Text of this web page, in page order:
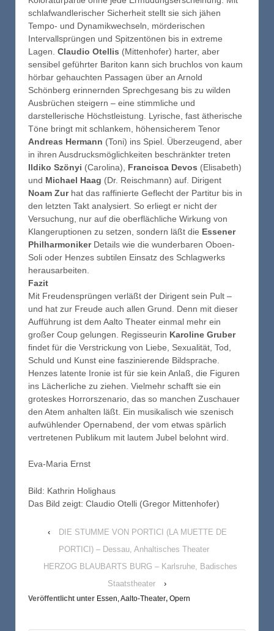
schlafwandlerischer Sicherheit stellt sie sich jähen
Tempo- und Dynamikwechseln, mörderischen
Intervallsprüngen und Spitzentönen bis in extreme
Lagen. Claudio Otellis (Mittenhofer) harter, aber
sensibel geführter Bariton kann sich bruchlos von kaum
hörbar gehauchten Passagen über an Arnold
Schönberg erinnernden Sprechgesang bis zu wilden
Ausbrüchen steigern – eine stimmliche und
darstellerische Höchstleistung. Lyrische, fast ätherische
Töne bringt mit schlankem, höhensicherem Tenor
Andreas Hermann (Toni) ins Spiel. Überzeugend, aber
in ihren Ausdrucksmöglichkeiten beschränkter treten
Ildiko Szönyi (Carolina), Francisca Devos (Elisabeth)
und Michael Haag (Dr. Reischmann) auf. Dirigent
Noam Zurhat das raffinierte Geflecht der Partitur bis in
den letzten Takt analysiert. So erliegt er nicht der
Versuchung, nur auf die oberflächliche Wirkung von
Klangeruptionen zu setzen, sondern läßt die Essener
PhilharmonikerDetails wie die wunderbaren Oboen-
Soli oder Henzes subtilen Einsatz des Schlagwerks
herausarbeiten.
Fazit
Mit Freudensprüngen verläßt der Dirigent sein Pult –
und hat zur Freude auch allen Grund. Denn mit dieser
Aufführung ist dem Aalto Theater einmal mehr ein
großer Coup gelungen. Regisseurin Karoline Gruber
findet für die Verstrickung von Liebe, Sexualität, Tod,
Schuld und Kunst eine faszinierende Bildsprache.
Henzes latente Ironie ist für sie kein Anlaß, die Figuren
ins Lächerliche zu ziehen. Vielmehr schafft sie ein
groteskes Horrorszenario, das so manchen Zuschauer
den Atem anhalten läßt. Ein musikalisch wie szenisch
aufwühlender Opernabend, der vom etwas spärlich
vertretenen Publikum mit lautem Jubel belohnt wird.
Eva-Maria Ernst
Bild: Kathrin Holighaus
Das Bild zeigt: Claudio Otelli (Gregor Mittenhofer)
‹
DIE STUMME VON PORTICI (LA MUETTE DE
PORTICI) – Dessau, Anhaltisches Theater
HERZOG BLAUBARTS BURG – Karlsruhe, Badisches
Staatstheater
›
Veröffentlicht unter Essen, Aalto-Theater, Opern